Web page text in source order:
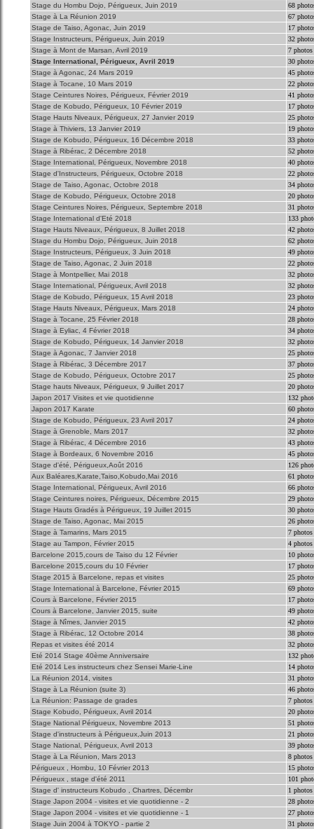
Stage du Hombu Dojo, Périgueux, Juin 2019
68
Stage à La Réunion 2019
67
Stage de Taiso, Agonac, Juin 2019
17
Stage Instructeurs, Périgueux, Juin 2019
32
Stage à Mont de Marsan, Avril 2019
7 photos
Stage International, Périgueux, Avril 2019
30
Stage à Agonac, 24 Mars 2019
45
Stage à Tocane, 10 Mars 2019
22
Stage Ceintures Noires, Périgueux, Février 2019
41
Stage de Kobudo, Périgueux, 10 Février 2019
17
Stage Hauts Niveaux, Périgueux, 27 Janvier 2019
25
Stage à Thiviers, 13 Janvier 2019
19
Stage de Kobudo, Périgueux, 16 Décembre 2018
33
Stage à Ribérac, 2 Décembre 2018
52
Stage International, Périgueux, Novembre 2018
40
Stage d'Instructeurs, Périgueux, Octobre 2018
22
Stage de Taiso, Agonac, Octobre 2018
34
Stage de Kobudo, Périgueux, Octobre 2018
20
Stage Ceintures Noires, Périgueux, Septembre 2018
31
Stage International d'Eté 2018
133
Stage Hauts Niveaux, Périgueux, 8 Juillet 2018
42
Stage du Hombu Dojo, Périgueux, Juin 2018
62
Stage Instructeurs, Périgueux, 3 Juin 2018
49
Stage de Taiso, Agonac, 2 Juin 2018
22
Stage à Montpellier, Mai 2018
32
Stage International, Périgueux, Avril 2018
32
Stage de Kobudo, Périgueux, 15 Avril 2018
23
Stage Hauts Niveaux, Périgueux, Mars 2018
24
Stage à Tocane, 25 Février 2018
28
Stage à Eyliac, 4 Février 2018
34
Stage de Kobudo, Périgueux, 14 Janvier 2018
32
Stage à Agonac, 7 Janvier 2018
25
Stage à Ribérac, 3 Décembre 2017
37
Stage de Kobudo, Périgueux, Octobre 2017
25
Stage hauts Niveaux, Périgueux, 9 Juillet 2017
20
Japon 2017 Visites et vie quotidienne
132
Japon 2017 Karate
60
Stage de Kobudo, Périgueux, 23 Avril 2017
24
Stage à Grenoble, Mars 2017
32
Stage à Ribérac, 4 Décembre 2016
43
Stage à Bordeaux, 6 Novembre 2016
45
Stage d'été, Périgueux,Août 2016
126
Aux Baléares,Karate,Taiso,Kobudo,Mai 2016
61
Stage International, Périgueux, Avril 2016
66
Stage Ceintures noires, Périgueux, Décembre 2015
29
Stage Hauts Gradés à Périgueux, 19 Juillet 2015
30
Stage de Taiso, Agonac, Mai 2015
26
Stage à Tamarins, Mars 2015
7 photos
Stage au Tampon, Février 2015
4 photos
Barcelone 2015,cours de Taiso du 12 Février
10
Barcelone 2015,cours du 10 Février
17
Stage 2015 à Barcelone, repas et visites
25
Stage International à Barcelone, Février 2015
69
Cours à Barcelone, Février 2015
17
Cours à Barcelone, Janvier 2015, suite
49
Stage à Nîmes, Janvier 2015
42
Stage à Ribérac, 12 Octobre 2014
38
Repas et visites été 2014
32
Eté 2014 Stage 40ème Anniversaire
132
Eté 2014 Les instructeurs chez Sensei Marie-Line
14
La Réunion 2014, visites
31
Stage à La Réunion (suite 3)
46
La Réunion: Passage de grades
7 photos
Stage Kobudo, Périgueux, Avril 2014
20
Stage National Périgueux, Novembre 2013
51
Stage d'instructeurs à Périgueux,Juin 2013
21
Stage National, Périgueux, Avril 2013
39
Stage à La Réunion, Mars 2013
8 photos
Périgueux , Hombu, 10 Février 2013
15
Périgueux , stage d'été 2011
101
Stage d' instructeurs Kobudo , Chartres, Décembr
1 photos
Stage Japon 2004 - visites et vie quotidienne - 2
28
Stage Japon 2004 - visites et vie quotidienne - 1
27
Stage Juin 2004 à TOKYO - partie 2
31